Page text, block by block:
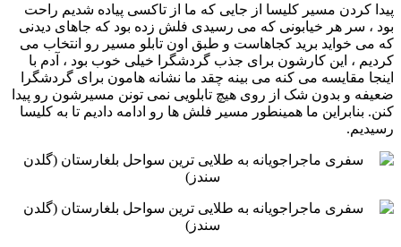
پیدا کردن مسیر کلیسا از جایی که ما از تاکسی پیاده شدیم راحت
بود ، سر هر خیابونی که می رسیدی فلش زده بود که ‏جاهای دیدنی
که می خواید برید کجاهاست و طبق اون تابلو مسیر رو انتخاب می
کردیم ، این کارشون برای جذب گردشگرا ‏خیلی خوب بود ، آدم با
اینجا مقایسه می کنه می بینه چقد ما نشانه هامون برای گردشگرا
ضعیفه و بدون شک از روی هیچ ‏تابلویی نمی تونن مسیرشون رو پیدا
کنن. بنابراین ما همینطور مسیر فلش ها رو ادامه دادیم تا به کلیسا
رسیدیم. ‏ ‏